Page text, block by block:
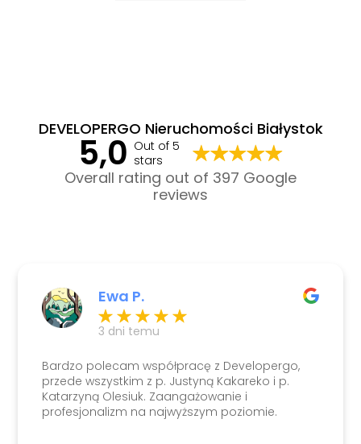
DEVELOPERGO Nieruchomości Białystok
5,0 Out of 5
stars
Overall rating out of 397 Google
reviews
Ewa P.
3 dni temu
Bardzo polecam współpracę z Developergo,
przede wszystkim z p. Justyną Kakareko i p.
Katarzyną Olesiuk. Zaangażowanie i
profesjonalizm na najwyższym poziomie.